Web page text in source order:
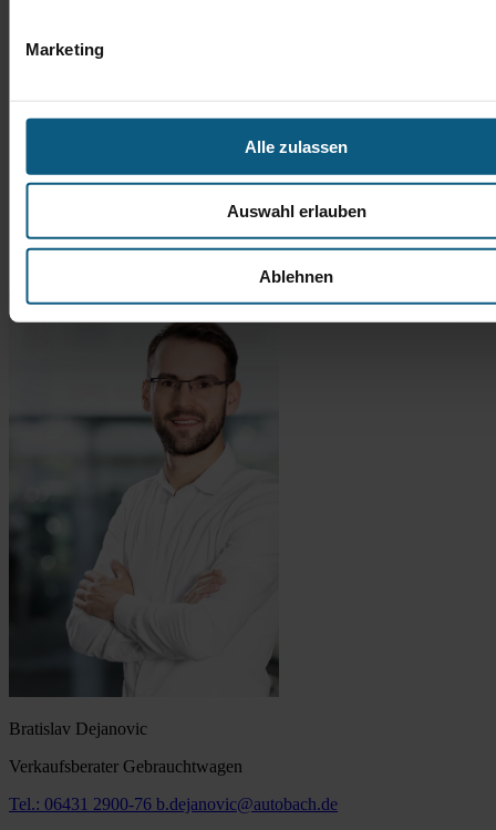
Marketing
Alle zulassen
Auswahl erlauben
Ablehnen
Bratislav Dejanovic
Verkaufsberater Gebrauchtwagen
Tel.: 06431 2900-76 b.dejanovic@autobach.de